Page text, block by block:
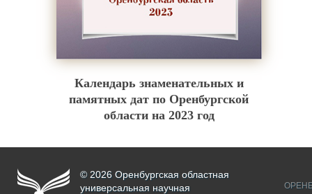
Календарь знаменательных и
памятных дат по Оренбургской
области на 2023 год
© 2026 Оренбургская областная
универсальная научная